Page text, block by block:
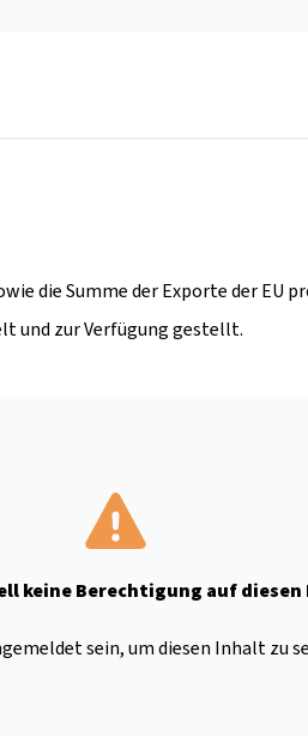
die Summe der Exporte der EU
und zur Verfügung gestellt.
keine Berechtigung auf
sein, um diesen Inhalt zu